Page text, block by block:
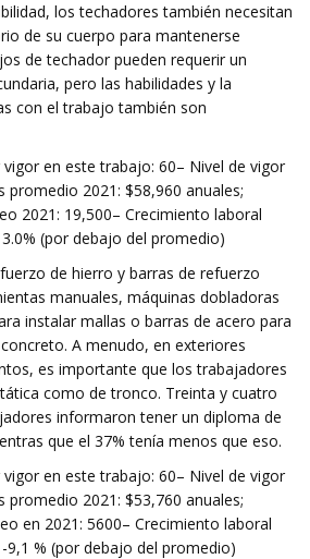
los techadores también necesitan
de su cuerpo para mantenerse
de techador pueden requerir un
pero las habilidades y la
con el trabajo también son
en este trabajo: 60– Nivel de vigor
promedio 2021: $58,960 anuales;
2021: 19,500– Crecimiento laboral
(por debajo del promedio)
de hierro y barras de refuerzo
manuales, máquinas dobladoras
instalar mallas o barras de acero para
A menudo, en exteriores
es importante que los trabajadores
como de tronco. Treinta y cuatro
informaron tener un diploma de
que el 37% tenía menos que eso.
en este trabajo: 60– Nivel de vigor
promedio 2021: $53,760 anuales;
en 2021: 5600– Crecimiento laboral
9,1 % (por debajo del promedio)